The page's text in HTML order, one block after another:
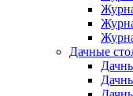
Дачные